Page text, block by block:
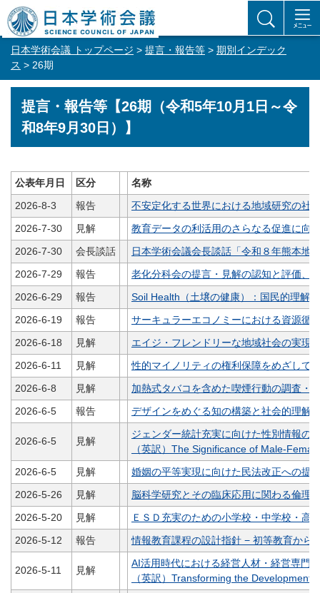
日本学術会議 トップページ > 提言・報告等 > 期別インデック
ス > 26期
提言・報告等【26期（令和5年10月1日～令
和8年9月30日）】
公表年月日 区分
名称
2026-8-3
報告
不安定化する世界における地域研究の
2026-7-30
見解
教育データの利活用のさらなる促進に向
2026-7-30
会長談話
日本学術会議会長談話「令和８年熊本地
2026-7-29
報告
老化分科会の提言・見解の認知と評価
2026-6-29
報告
Soil Health（土壌の健康）：国民的理解
2026-6-19
報告
サーキュラーエコノミーにおける資源循
2026-6-18
見解
エイジ・フレンドリーな地域社会の実現
2026-6-11
見解
性的マイノリティの権利保障をめざし
2026-6-8
見解
加熱式タバコを含めた喫煙行動の調査・
2026-6-5
報告 デザインをめぐる知の構築と社会的理
2026-6-5 見解
ジェンダー統計充実に向けた性別情報の
（英訳）The Significance of Male-
2026-6-5
見解
婚姻の平等実現に向けた民法改正への
2026-5-26
見解
脳科学研究とその臨床応用に関わる倫理
2026-5-20
見解
ＥＳＤ充実のための小学校・中学校・高
2026-5-12
報告 情報教育課程の設計指針 − 初等教育から
2026-5-11 見解
AI活用時代における経営人材・経営専門
（英訳）Transforming the